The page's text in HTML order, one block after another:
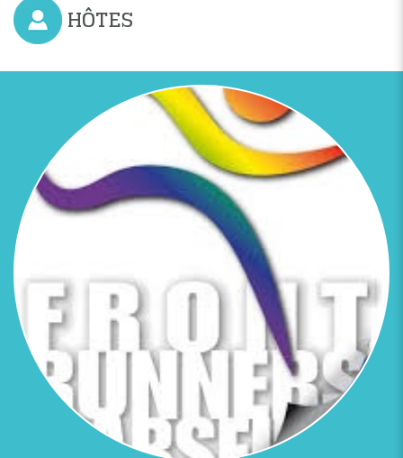
HÔTES